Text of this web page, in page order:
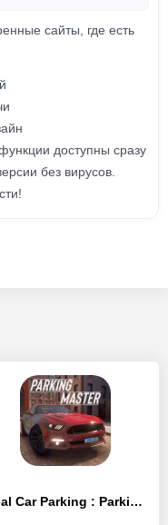
сайты, где есть
доступны сразу
без вирусов.
Real Car Parking : Parking Master